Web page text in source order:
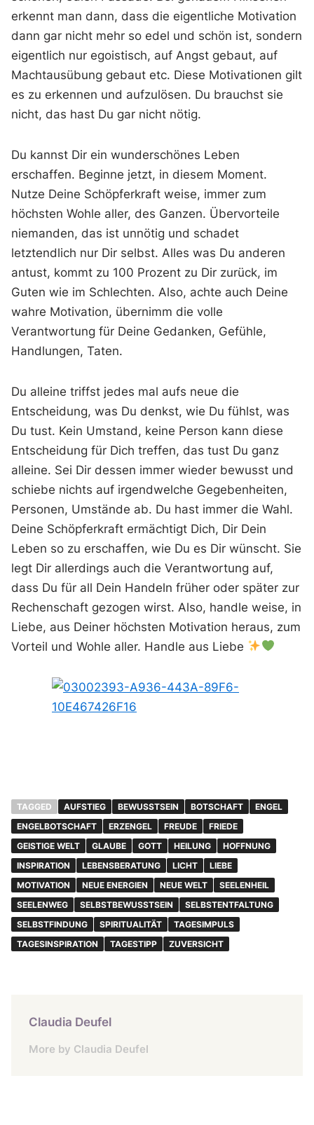
erkennt man dann, dass die eigentliche Motivation
dann gar nicht mehr so edel und schön ist, sondern
eigentlich nur egoistisch, auf Angst gebaut, auf
Machtausübung gebaut etc. Diese Motivationen gilt
es zu erkennen und aufzulösen. Du brauchst sie
nicht, das hast Du gar nicht nötig.
Du kannst Dir ein wunderschönes Leben
erschaffen. Beginne jetzt, in diesem Moment.
Nutze Deine Schöpferkraft weise, immer zum
höchsten Wohle aller, des Ganzen. Übervorteile
niemanden, das ist unnötig und schadet
letztendlich nur Dir selbst. Alles was Du anderen
antust, kommt zu 100 Prozent zu Dir zurück, im
Guten wie im Schlechten. Also, achte auch Deine
wahre Motivation, übernimm die volle
Verantwortung für Deine Gedanken, Gefühle,
Handlungen, Taten.
Du alleine triffst jedes mal aufs neue die
Entscheidung, was Du denkst, wie Du fühlst, was
Du tust. Kein Umstand, keine Person kann diese
Entscheidung für Dich treffen, das tust Du ganz
alleine. Sei Dir dessen immer wieder bewusst und
schiebe nichts auf irgendwelche Gegebenheiten,
Personen, Umstände ab. Du hast immer die Wahl.
Deine Schöpferkraft ermächtigt Dich, Dir Dein
Leben so zu erschaffen, wie Du es Dir wünscht. Sie
legt Dir allerdings auch die Verantwortung auf,
dass Du für all Dein Handeln früher oder später zur
Rechenschaft gezogen wirst. Also, handle weise, in
Liebe, aus Deiner höchsten Motivation heraus, zum
Vorteil und Wohle aller. Handle aus Liebe
TAGGED AUFSTIEG BEWUSSTSEIN BOTSCHAFT
ENGEL
ENGELBOTSCHAFT
ERZENGEL FREUDE
FRIEDE
GEISTIGE WELT
GLAUBE GOTT HEILUNG
HOFFNUNG
INSPIRATION
LEBENSBERATUNG LICHT
LIEBE
MOTIVATION
NEUE ENERGIEN NEUE WELT
SEELENHEIL
SEELENWEG
SELBSTBEWUSSTSEIN
SELBSTENTFALTUNG
SELBSTFINDUNG
SPIRITUALITÄT
TAGESIMPULS
TAGESINSPIRATION
TAGESTIPP ZUVERSICHT
Claudia Deufel
More by Claudia Deufel